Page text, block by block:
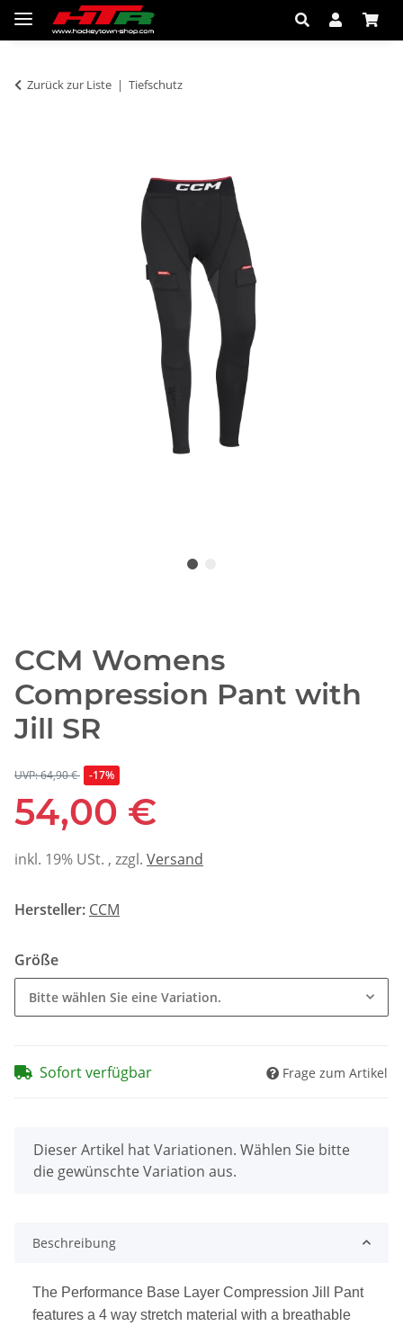
Zurück zur Liste Tiefschutz
CCM Womens
Compression Pant with
Jill SR
UVP: 64,90 € -17%
54,00 €
inkl. 19% USt. , zzgl. Versand
Hersteller: CCM
Größe
Bitte wählen Sie eine Variation.
Sofort verfügbar Frage zum Artikel
x
Dieser Artikel hat Variationen. Wählen Sie bitte
die gewünschte Variation aus.
Beschreibung
The Performance Base Layer Compression Jill Pant
features a 4 way stretch material with a breathable